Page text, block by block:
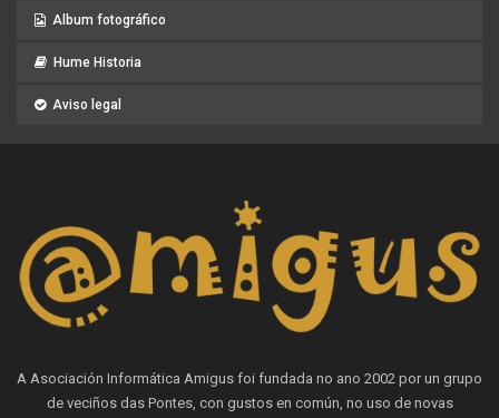
Album fotográfico
Hume Historia
Aviso legal
A Asociación Informática Amigus foi fundada no ano 2002 por un grupo
de veciños das Pontes, con gustos en común, no uso de novas